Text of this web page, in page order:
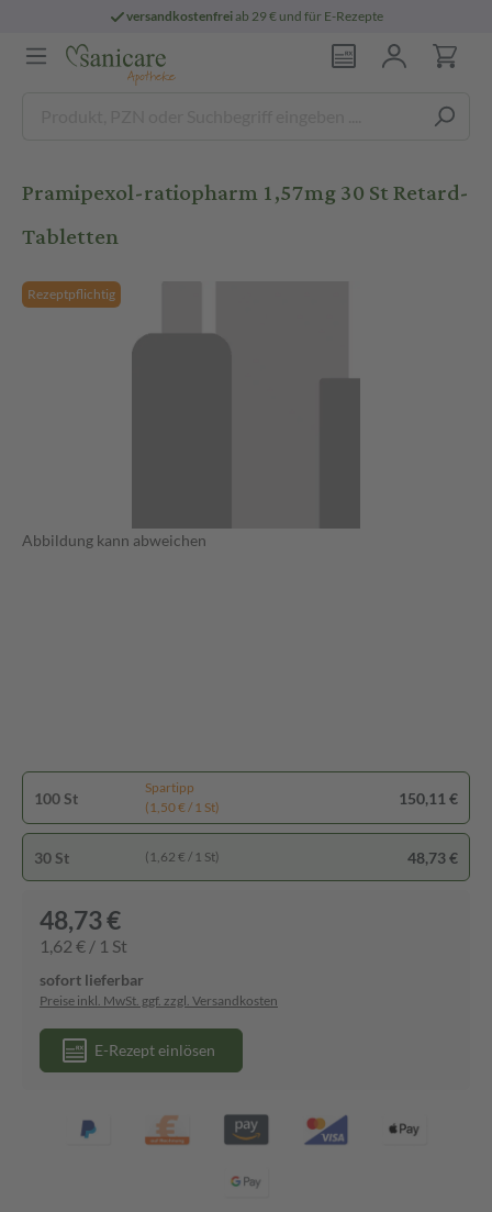
versandkostenfreiab 29 € und für E-Rezepte
Pramipexol-ratiopharm 1,57mg 30 St Retard-
Tabletten
Rezeptpflichtig
Abbildung kann abweichen
100 St
Spartipp
(1,50 € / 1 St)
150,11 €
30 St (1,62 € / 1 St) 48,73 €
48,73 €
1,62 € / 1 St
sofort lieferbar
Preise inkl. MwSt. ggf. zzgl. Versandkosten
E-Rezept einlösen